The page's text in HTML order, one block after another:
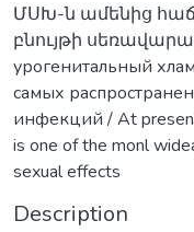
ՄՍԽ-ն ամենից
բնույթի
урогенитальный
самых
инфекций / At
is one of the monl
sexual effects
Description